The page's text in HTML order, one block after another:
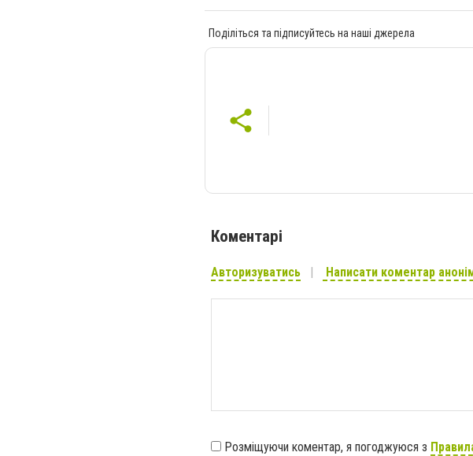
Поділіться та підписуйтесь на наші джерела
Коментарі
Авторизуватись Написати коментар
Розміщуючи коментар, я погоджуюся з